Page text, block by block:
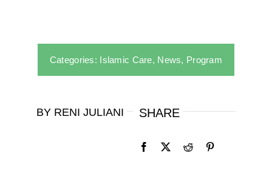
Categories: Islamic Care, News, Program
BY RENI JULIANI SHARE